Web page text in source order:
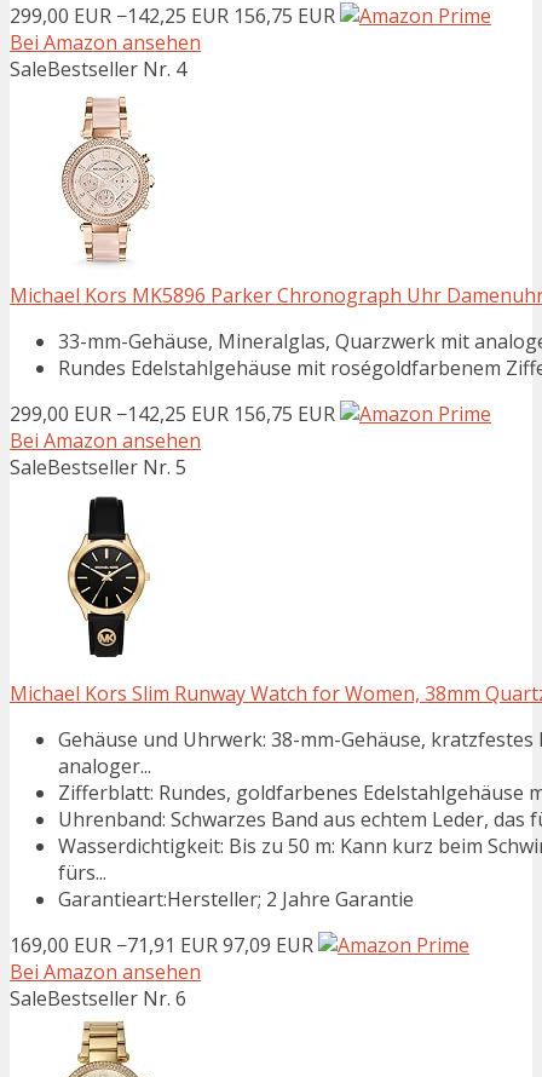
299,00 EUR −142,25 EUR 156,75 EUR
Bei Amazon ansehen
SaleBestseller Nr. 4
Michael Kors MK5896 Parker Chronograph Uhr
33-mm-Gehäuse, Mineralglas, Quarzwerk mit
Rundes Edelstahlgehäuse mit roségoldfarbenem
299,00 EUR −142,25 EUR 156,75 EUR
Bei Amazon ansehen
SaleBestseller Nr. 5
Michael Kors Slim Runway Watch for Women, 38mm
Gehäuse und Uhrwerk: 38-mm-Gehäuse,
analoger...
Zifferblatt: Rundes, goldfarbenes Edelstahlgehäuse
Uhrenband: Schwarzes Band aus echtem Leder,
Wasserdichtigkeit: Bis zu 50 m: Kann kurz beim
fürs...
Garantieart:Hersteller; 2 Jahre Garantie
169,00 EUR −71,91 EUR97,09 EUR
Bei Amazon ansehen
SaleBestseller Nr. 6